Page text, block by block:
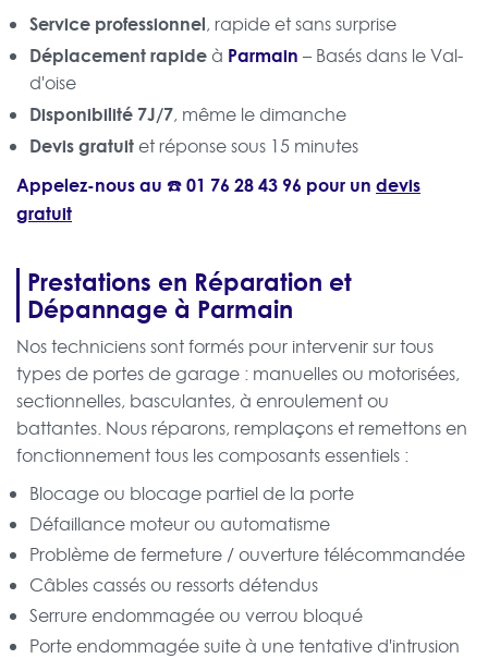
Service professionnel, rapide et sans surprise
Déplacement rapideà Parmain – Basés dans le Val-
d'oise
Disponibilité 7J/7, même le dimanche
Devis gratuit et réponse sous 15 minutes
Appelez-nous au ☎️01 76 28 43 96 pour un devis
gratuit
Prestations en Réparation et
Dépannage à Parmain
Nos techniciens sont formés pour intervenir sur tous
types de portes de garage : manuelles ou motorisées,
sectionnelles, basculantes, à enroulement ou
battantes. Nous réparons, remplaçons et remettons en
fonctionnement tous les composants essentiels :
Blocage ou blocage partiel de la porte
Défaillance moteur ou automatisme
Problème de fermeture / ouverture télécommandée
Câbles cassés ou ressorts détendus
Serrure endommagée ou verrou bloqué
Porte endommagée suite à une tentative d'intrusion